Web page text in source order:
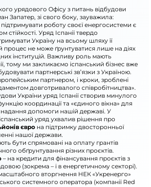
урядового Офісу з питань відбудови
Запатер, зі свого боку, зауважила:
підтримувати роботу своєї енергосистеми є
стійкості. Уряд Іспанії твердо
Україну на всьому шляху її
процес не може ґрунтуватися лише на діях
інституцій. Важливу роль мають
тому ми закликаємо іспанський бізнес вже
партнерські зв’язки з Україною.
партнером, і кроки, зроблені
довготривалого співробітництва».
України уряд Іспанії створив минулого
координації та «єдиного вікна» для
надання допомоги нашій державі. У
уряд ухвалив рішення про
євро на підтримку двосторонньої
нашої держави.
бути спрямовані на оплату грантів
обґрунтування різних проєктів.
– на кредити для фінансування проєктів з
(зокрема – і в енергетичному секторі).
вторгнення НЕК «Укренерго»
системного оператора (компанії Red